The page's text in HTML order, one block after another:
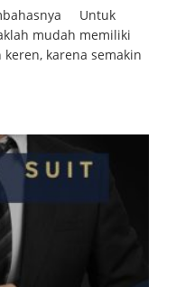
Untuk
mudah memiliki
karena semakin